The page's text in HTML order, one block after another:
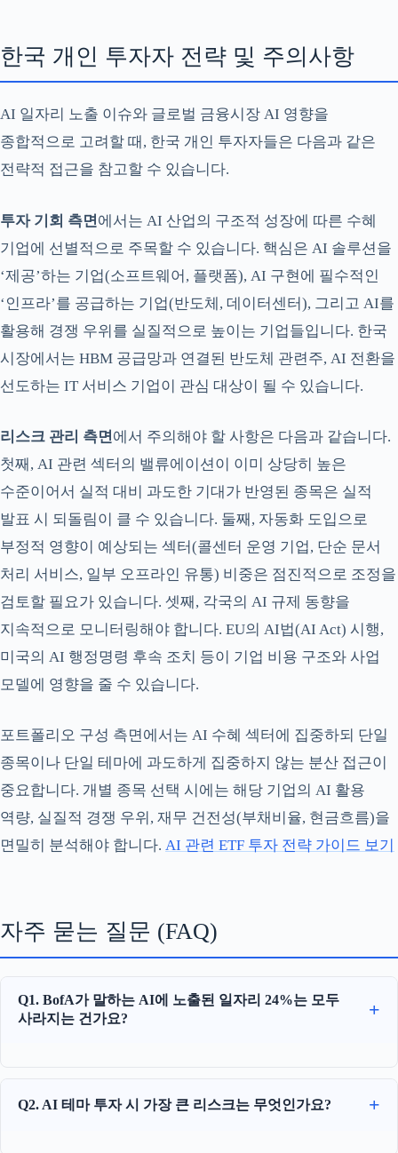
한국 개인 투자자 전략 및 주의사항
AI 일자리 노출 이슈와 글로벌 금융시장 AI 영향을
종합적으로 고려할 때, 한국 개인 투자자들은 다음과 같은
전략적 접근을 참고할 수 있습니다.
투자 기회 측면 에서는 AI 산업의 구조적 성장에 따른 수혜
기업에 선별적으로 주목할 수 있습니다. 핵심은 AI 솔루션을
‘제공’하는 기업(소프트웨어, 플랫폼), AI 구현에 필수적인
‘인프라’를 공급하는 기업(반도체, 데이터센터), 그리고 AI를
활용해 경쟁 우위를 실질적으로 높이는 기업들입니다. 한국
시장에서는 HBM 공급망과 연결된 반도체 관련주, AI 전환을
선도하는 IT 서비스 기업이 관심 대상이 될 수 있습니다.
리스크 관리 측면에서 주의해야 할 사항은 다음과 같습니다.
첫째, AI 관련 섹터의 밸류에이션이 이미 상당히 높은
수준이어서 실적 대비 과도한 기대가 반영된 종목은 실적
발표 시 되돌림이 클 수 있습니다. 둘째, 자동화 도입으로
부정적 영향이 예상되는 섹터(콜센터 운영 기업, 단순 문서
처리 서비스, 일부 오프라인 유통) 비중은 점진적으로 조정을
검토할 필요가 있습니다. 셋째, 각국의 AI 규제 동향을
지속적으로 모니터링해야 합니다. EU의 AI법(AI Act) 시행,
미국의 AI 행정명령 후속 조치 등이 기업 비용 구조와 사업
모델에 영향을 줄 수 있습니다.
포트폴리오 구성 측면에서는 AI 수혜 섹터에 집중하되 단일
종목이나 단일 테마에 과도하게 집중하지 않는 분산 접근이
중요합니다. 개별 종목 선택 시에는 해당 기업의 AI 활용
역량, 실질적 경쟁 우위, 재무 건전성(부채비율, 현금흐름)을
면밀히 분석해야 합니다. AI 관련 ETF 투자 전략 가이드 보기
자주 묻는 질문 (FAQ)
Q1. BofA가 말하는 AI에 노출된 일자리 24%는 모두
사라지는 건가요?
Q2. AI 테마 투자 시 가장 큰 리스크는 무엇인가요?